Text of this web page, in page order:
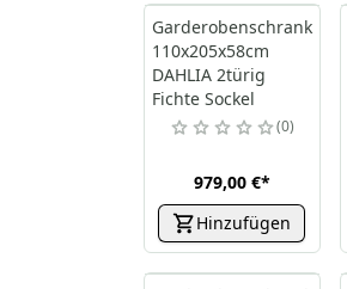
Garderobenschrank
110x205x58cm
DAHLIA 2türig
Fichte Sockel
0
979,00 €*
Hinzufügen